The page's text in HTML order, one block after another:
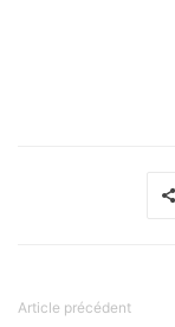
Article précédent